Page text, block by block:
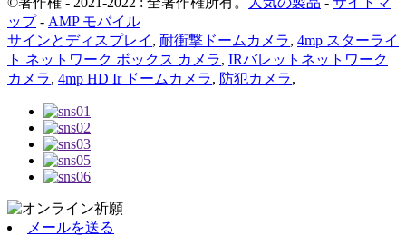
ップ- AMP モバイル
サインとディスプレイ , 耐衝撃ドームカメラ, 4mp スターライ
ト ネットワーク ボックス カメラ, IRバレットネットワーク
カメラ, 4mp HD Ir ドームカメラ, 防犯カメラ,
メールを送る